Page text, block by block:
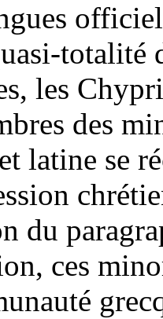
totalité
les
des
latine se
du
ces